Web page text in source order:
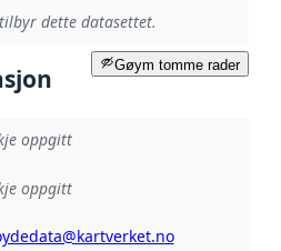
dette datasettet.
Gøym tomme rader
oppgitt
oppgitt